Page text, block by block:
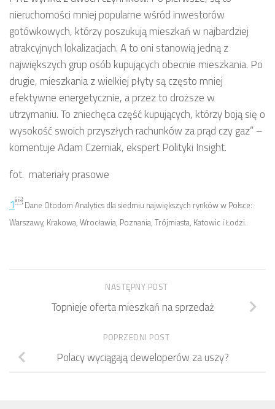
nieruchomości mniej popularne wśród inwestorów
gotówkowych, którzy poszukują mieszkań w najbardziej
atrakcyjnych lokalizacjach. A to oni stanowią jedną z
największych grup osób kupujących obecnie mieszkania. Po
drugie, mieszkania z wielkiej płyty są często mniej
efektywne energetycznie, a przez to droższe w
utrzymaniu. To zniechęca część kupujących, którzy boją się o
wysokość swoich przyszłych rachunków za prąd czy gaz” –
komentuje Adam Czerniak, ekspert Polityki Insight.
fot. materiały prasowe
1 Dane Otodom Analytics dla siedmiu największych rynków w Polsce:
Warszawy, Krakowa, Wrocławia, Poznania, Trójmiasta, Katowic i Łodzi.
NASTĘPNY POST
Topnieje oferta mieszkań na sprzedaż
POPRZEDNI POST
Polacy wyciągają deweloperów za uszy?